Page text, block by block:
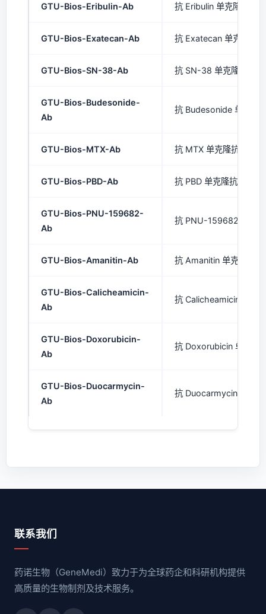
GTU-Bios-Eribulin-Ab 抗 Eribulin 单克隆抗体
GTU-Bios-Exatecan-Ab 抗 Exatecan 单克隆抗
GTU-Bios-SN-38-Ab 抗 SN-38 单克隆抗体
GTU-Bios-Budesonide-
Ab
抗 Budesonide 单克隆
GTU-Bios-MTX-Ab 抗 MTX 单克隆抗体
GTU-Bios-PBD-Ab 抗 PBD 单克隆抗体
GTU-Bios-PNU-159682-
Ab
抗 PNU-159682 单克
GTU-Bios-Amanitin-Ab 抗 Amanitin 单克隆抗
GTU-Bios-Calicheamicin-
Ab
抗 Calicheamicin 单克
GTU-Bios-Doxorubicin-
Ab
抗 Doxorubicin 单克隆
GTU-Bios-Duocarmycin-
Ab
抗 Duocarmycin 单克
联系我们
药诺生物（GeneMedi）致力于为全球药企和科研机构提供
高质量的生物制剂及技术服务。